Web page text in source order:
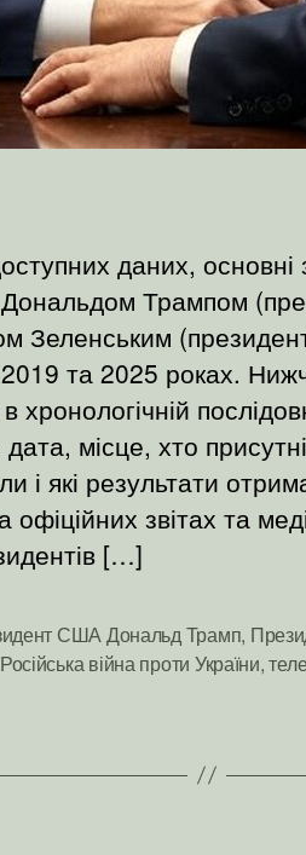
даних, основні
Дональдом Трампом
Зеленським
2019 та 2025 роках.
хронологічній
місце, хто
і які результати
офіційних звітах та
[…]
США Дональд Трамп,
Російська війна проти України,